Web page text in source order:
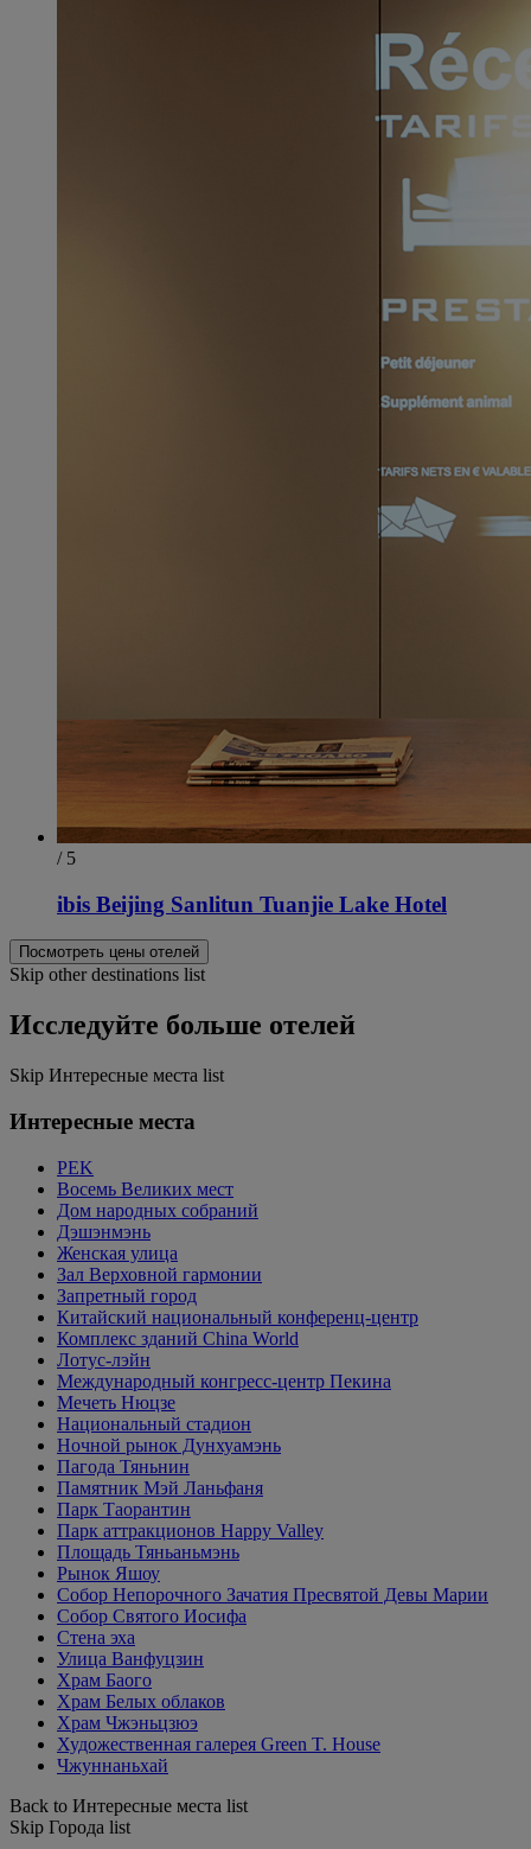
/ 5
ibis Beijing Sanlitun Tuanjie Lake Hotel
Посмотреть цены отелей
Skip other destinations list
Исследуйте больше отелей
Skip Интересные места list
Интересные места
PEK
Восемь Великих мест
Дом народных собраний
Дэшэнмэнь
Женская улица
Зал Верховной гармонии
Запретный город
Китайский национальный конференц-центр
Комплекс зданий China World
Лотус-лэйн
Международный конгресс-центр Пекина
Мечеть Нюцзе
Национальный стадион
Ночной рынок Дунхуамэнь
Пагода Тяньнин
Памятник Мэй Ланьфаня
Парк Таорантин
Парк аттракционов Happy Valley
Площадь Тяньаньмэнь
Рынок Яшоу
Собор Непорочного Зачатия Пресвятой Девы Марии
Собор Святого Иосифа
Стена эха
Улица Ванфуцзин
Храм Баого
Храм Белых облаков
Храм Чжэньцзюэ
Художественная галерея Green T. House
Чжуннаньхай
Back to Интересные места list
Skip Города list